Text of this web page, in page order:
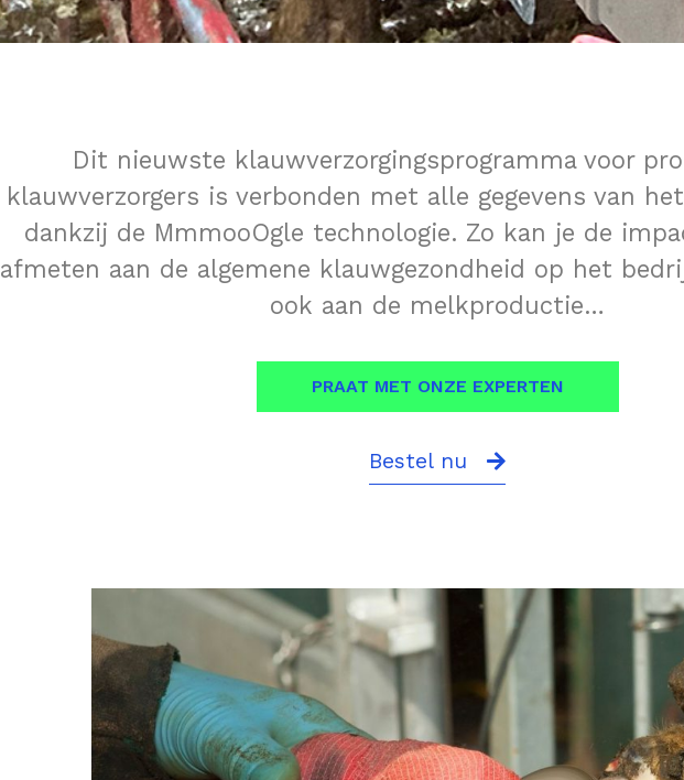
Dit nieuwste klauwverzorgingsprogramma voor
klauwverzorgers is verbonden met alle gegevens van
dankzij de MmmooOgle technologie. Zo kan je de
afmeten aan de algemene klauwgezondheid op het
ook aan de melkproductie…
PRAAT MET ONZE EXPERTEN
Bestel nu